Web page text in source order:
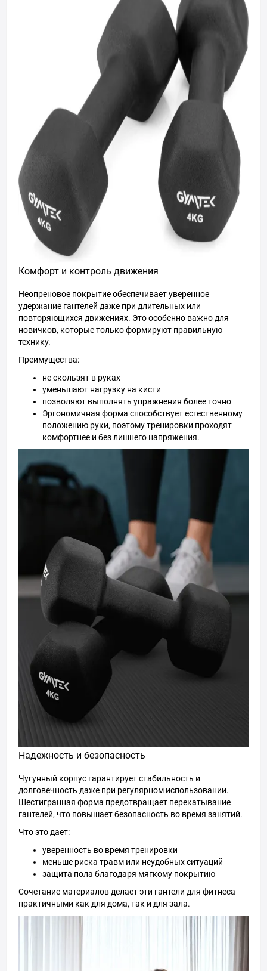
Комфорт и контроль движения
Неопреновое покрытие обеспечивает уверенное
удержание гантелей даже при длительных или
повторяющихся движениях. Это особенно важно для
новичков, которые только формируют правильную
технику.
Преимущества:
не скользят в руках
уменьшают нагрузку на кисти
позволяют выполнять упражнения более точно
Эргономичная форма способствует естественному
положению руки, поэтому тренировки проходят
комфортнее и без лишнего напряжения.
Надежность и безопасность
Чугунный корпус гарантирует стабильность и
долговечность даже при регулярном использовании.
Шестигранная форма предотвращает перекатывание
гантелей, что повышает безопасность во время занятий.
Что это дает:
уверенность во время тренировки
меньше риска травм или неудобных ситуаций
защита пола благодаря мягкому покрытию
Сочетание материалов делает эти гантели для фитнеса
практичными как для дома, так и для зала.